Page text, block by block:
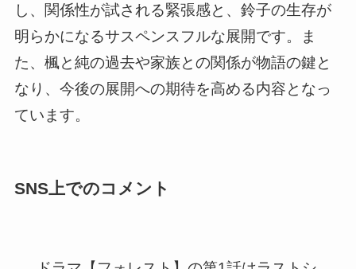
し、関係性が試される緊張感と、鈴子の生存が
明らかになるサスペンスフルな展開です。ま
た、楓と純の過去や家族との関係が物語の鍵と
なり、今後の展開への期待を高める内容となっ
ています。
SNS上でのコメント